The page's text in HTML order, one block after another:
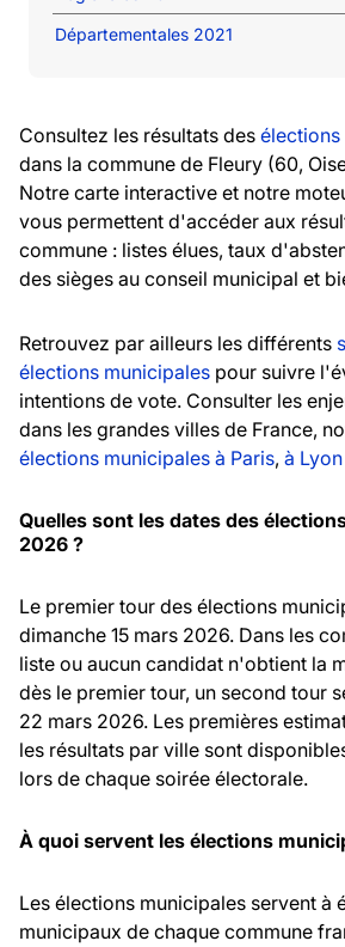
Départementales 2021
Consultez les résultats des
dans la commune de Fleury (60,
Notre carte interactive et notre
vous permettent d'accéder aux
commune : listes élues, taux
des sièges au conseil municipal et
Retrouvez par ailleurs les différents
élections municipales pour suivre
intentions de vote. Consulter les
dans les grandes villes de France,
élections municipales à Paris, à Lyon
Quelles sont les dates des
2026 ?
Le premier tour des élections
dimanche 15 mars 2026. Dans les
liste ou aucun candidat n'obtient la
dès le premier tour, un second tour
22 mars 2026. Les premières
les résultats par ville sont
lors de chaque soirée électorale.
À quoi servent les élections
Les élections municipales servent à
municipaux de chaque commune